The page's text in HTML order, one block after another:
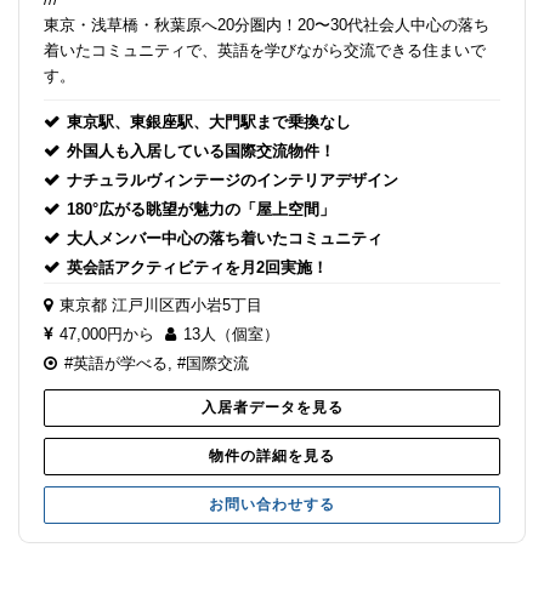
東京・浅草橋・秋葉原へ20分圏内！20〜30代社会人中心の落ち
着いたコミュニティで、英語を学びながら交流できる住まいで
す。
東京駅、東銀座駅、大門駅まで乗換なし
外国人も入居している国際交流物件！
ナチュラルヴィンテージのインテリアデザイン
180°広がる眺望が魅力の「屋上空間」
大人メンバー中心の落ち着いたコミュニティ
英会話アクティビティを月2回実施！
東京都 江戸川区西小岩5丁目
47,000円から
13人（個室）
#英語が学べる, #国際交流
入居者データを見る
物件の詳細を見る
お問い合わせする